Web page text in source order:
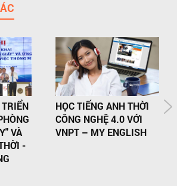
VÀ
-
HỌC TIẾNG ANH THỜI
CÔNG NGHỆ 4.0 VỚI
VNPT – MY ENGLISH